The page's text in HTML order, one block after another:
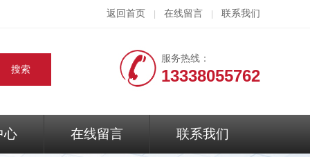
返回首页 在线留言 联系我们
服务热线：
13338055762
心 在线留言 联系我们